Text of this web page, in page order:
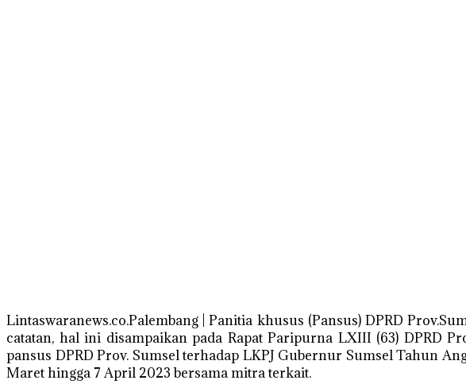
Lintaswaranews.co.Palembang | Panitia khusus (Pansus) DPRD
catatan, hal ini disampaikan pada Rapat Paripurna LXIII (63) DPRD
pansus DPRD Prov. Sumsel terhadap LKPJ Gubernur Sumsel Tahun
Maret hingga 7 April 2023 bersama mitra terkait.